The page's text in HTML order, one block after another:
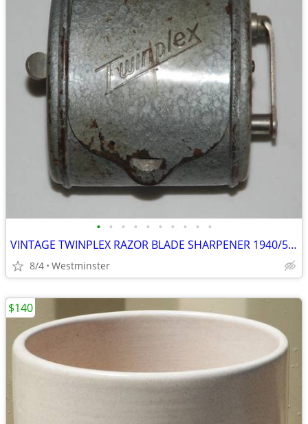
• • • • • • • • • •
VINTAGE TWINPLEX RAZOR BLADE SHARPENER 1940/50's
8/4 Westminster
$140